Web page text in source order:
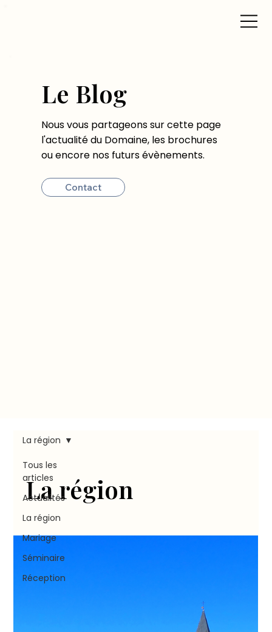
Le Blog
Nous vous partageons sur cette page
l'actualité du Domaine, les brochures
ou encore nos futurs évènements.
Contact
Tous les
articles
Actualités
La région
Mariage
Séminaire
Réception
La région
La région